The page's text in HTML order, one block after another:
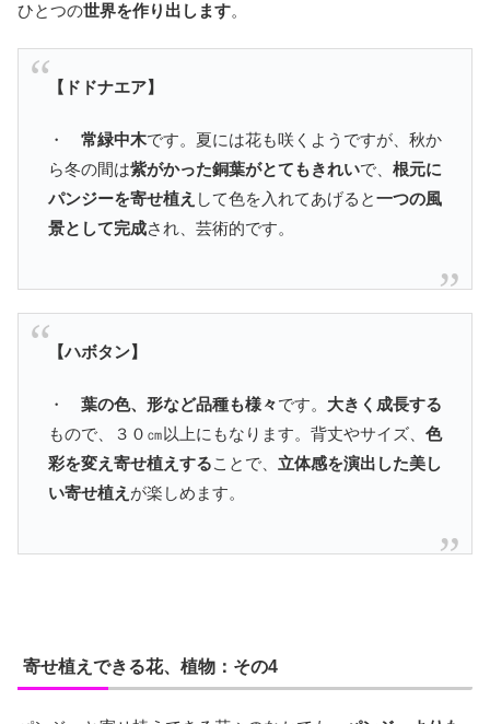
ひとつの世界を作り出します。
【ドドナエア】
・ 常緑中木です。夏には花も咲くようですが、秋か
ら冬の間は紫がかった銅葉がとてもきれいで、 根元に
パンジーを寄せ植え して色を入れてあげると一つの風
景として完成され、芸術的です。
【ハボタン】
・ 葉の色、形など品種も様々です。 大きく成長する
もので、３０㎝以上にもなります。背丈やサイズ、 色
彩を変え寄せ植えすることで、 立体感を演出した美し
い寄せ植え が楽しめます。
寄せ植えできる花、植物：その4